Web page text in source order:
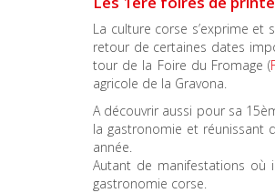
La culture corse s’exprime et
retour de certaines dates
tour de la Foire du Fromage (
agricole de la Gravona.
A découvrir aussi pour sa
la gastronomie et réunissant
année.
Autant de manifestations où
gastronomie corse.